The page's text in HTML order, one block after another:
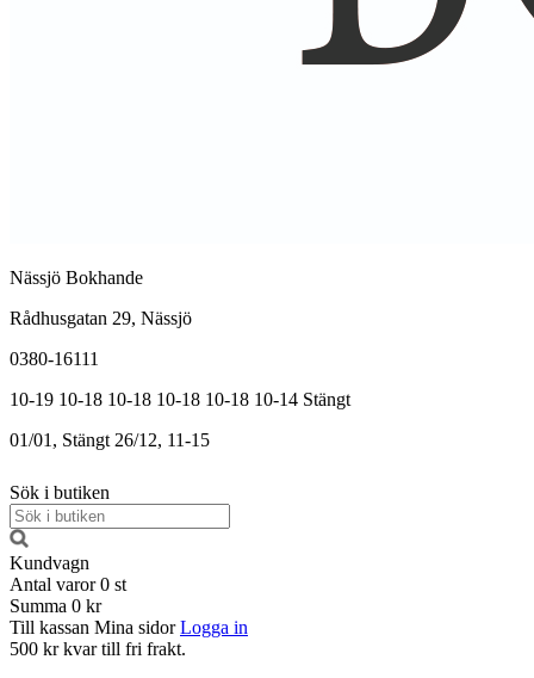
Nässjö Bokhande
Rådhusgatan 29, Nässjö
0380-16111
10-19 10-18 10-18 10-18 10-18 10-14 Stängt
01/01, Stängt 26/12, 11-15
Sök i butiken
Kundvagn
Antal varor 0 st
Summa 0 kr
Till kassan Mina sidor Logga in
500 kr kvar till fri frakt.